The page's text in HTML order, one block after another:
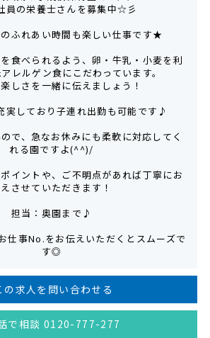
の栄養士さんを募集中☆彡
ふれあい時間も楽しい仕事です★
食べられるよう、卵・牛乳・小麦を利
レルゲン食にこだわっています。
楽しさを一緒に伝えましょう！
実しており子連れ出勤も可能です♪
で、急なお休みにも柔軟に対応してく
れる園ですよ(^^)/
イントや、ご不明点があれば丁寧にお
させていただきます！
担当：奥園まで♪
仕事No.をお伝えいただくとスムーズで
す◎
の求人を問い合わせる
で相談 0120-777-277